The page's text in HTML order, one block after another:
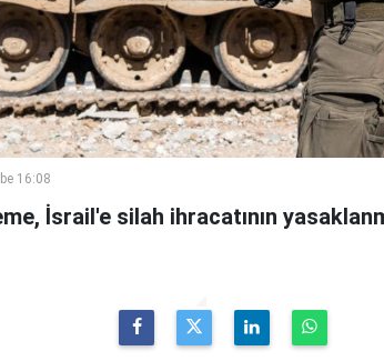
16:08
İsrail'e silah ihracatının